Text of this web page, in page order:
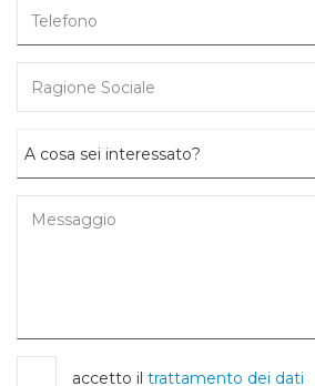
accetto il trattamento dei dati